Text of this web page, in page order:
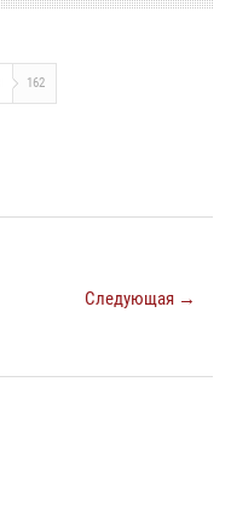
162
Следующая →